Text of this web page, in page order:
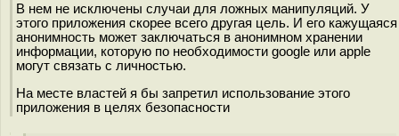
В нем не исключены случаи для ложных манипуляций. У
этого приложения скорее всего другая цель. И его кажущаяся
анонимность может заключаться в анонимном хранении
информации, которую по необходимости google или apple
могут связать с личностью.
На месте властей я бы запретил использование этого
приложения в целях безопасности